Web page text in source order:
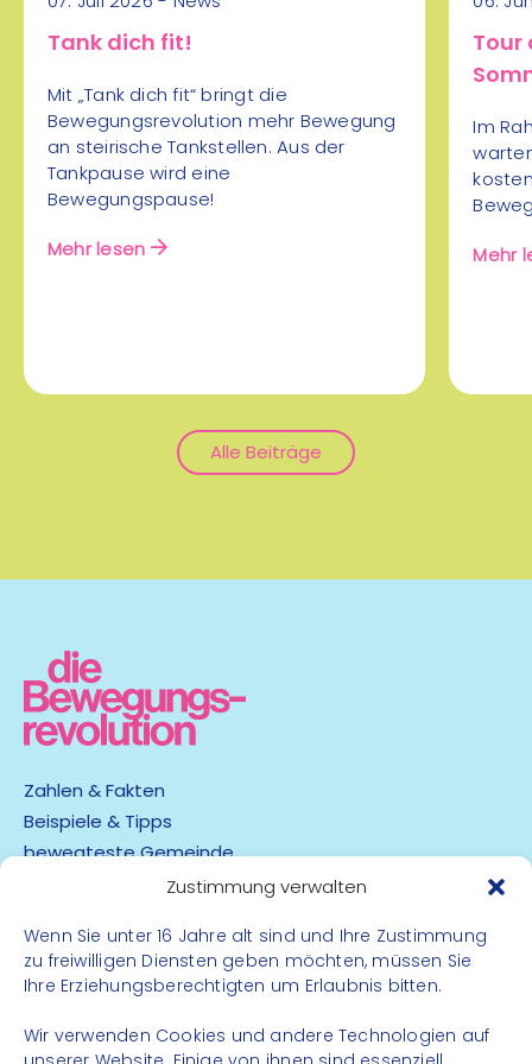
Zustimmung verwalten
Wenn Sie unter 16 Jahre alt sind und Ihre Zustimmung
zu freiwilligen Diensten geben möchten, müssen Sie
Ihre Erziehungsberechtigten um Erlaubnis bitten.
Wir verwenden Cookies und andere Technologien auf
Puntigam
Laufen/Joggen
06
Aug
15:00 - 17:00 Uhr
Schanze/Turnsall Ramsau
Nordische Kombination
alter Sportplatz Bad
Waltersdorf
Run für alle
Tank dich fit!
Mit „Tank dich fit“ bringt die
Bewegungsrevolution mehr Bewegung
an steirische Tankstellen. Aus der
Tankpause wird eine
Bewegungspause!
Mehr lesen
Tour
Im
Mehr
Alle Beiträge
Zahlen & Fakten
Beispiele & Tipps
bewegteste Gemeinde
Barrierefreiheit
Datenschutz
Impressum
Kontakt